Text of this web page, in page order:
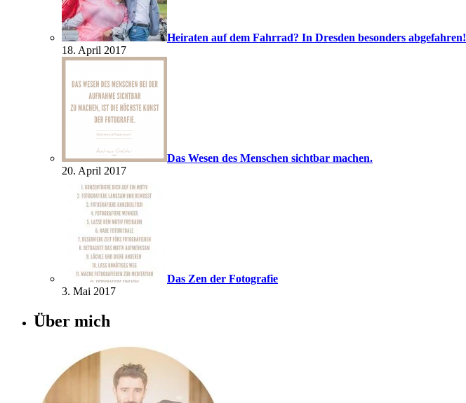
Heiraten auf dem Fahrrad? In Dresden besonders abgefahren!
18. April 2017
Das Wesen des Menschen sichtbar machen.
20. April 2017
Das Zen der Fotografie
3. Mai 2017
Über mich